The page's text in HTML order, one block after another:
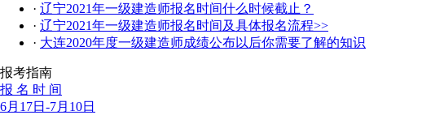
· 辽宁2021年一级建造师报名时间什么时候截止？
· 辽宁2021年一级建造师报名时间及具体报名流程>>
· 大连2020年度一级建造师成绩公布以后你需要了解的知识
报考指南
报 名 时 间
6月17日-7月10日